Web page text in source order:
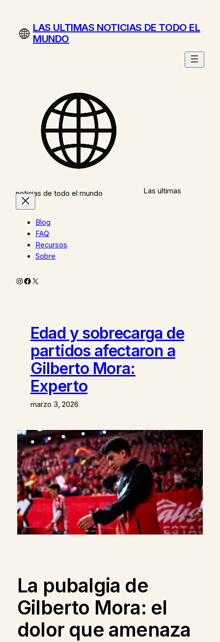
contenidoLAS ULTIMAS NOTICIAS DE TODO EL
MUNDO
Las ultimas
noticias de todo el mundo
Blog
FAQ
Recursos
Sobre
Instagram
Facebook
X
Edad y sobrecarga de
partidos afectaron a
Gilberto Mora:
Experto
marzo 3, 2026
La pubalgia de
Gilberto Mora: el
dolor que amenaza